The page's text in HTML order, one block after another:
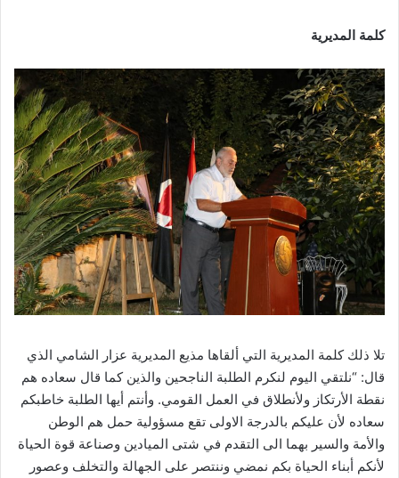
كلمة المديرية
تلا ذلك كلمة المديرية التي ألقاها مذيع المديرية عزار الشامي الذي
قال: “نلتقي اليوم لنكرم الطلبة الناجحين والذين كما قال سعاده هم
نقطة الأرتكاز ولأنطلاق في العمل القومي. وأنتم أيها الطلبة خاطبكم
سعاده لأن عليكم بالدرجة الاولى تقع مسؤولية حمل هم الوطن
والأمة والسير بهما الى التقدم في شتى الميادين وصناعة قوة الحياة
لأنكم أبناء الحياة بكم نمضي وننتصر على الجهالة والتخلف وعصور